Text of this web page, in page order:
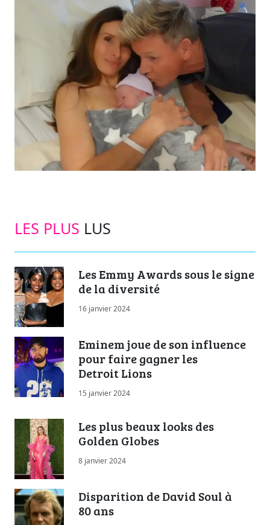
LES PLUS LUS
Les Emmy Awards sous le signe
de la diversité
16 janvier 2024
Eminem joue de son influence
pour faire gagner les
Detroit Lions
15 janvier 2024
Les plus beaux looks des
Golden Globes
8 janvier 2024
Disparition de David Soul à
80 ans